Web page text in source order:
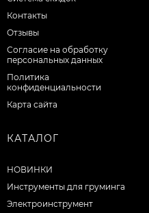
Контакты
Отзывы
Согласие на обработку
персональных данных
Политика
конфиденциальности
Карта сайта
КАТАЛОГ
НОВИНКИ
Инструменты для груминга
Электроинструмент